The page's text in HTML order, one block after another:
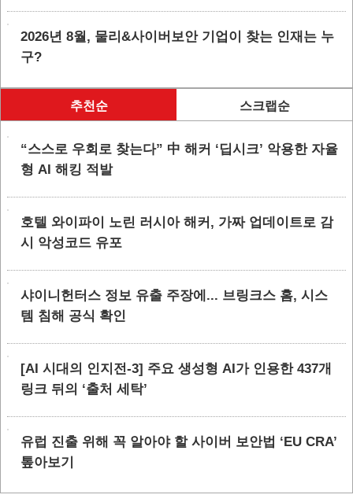
2026년 8월, 물리&사이버보안 기업이 찾는 인재는 누
구?
추천순 스크랩순
“스스로 우회로 찾는다” 中 해커 ‘딥시크’ 악용한 자율
형 AI 해킹 적발
호텔 와이파이 노린 러시아 해커, 가짜 업데이트로 감
시 악성코드 유포
샤이니헌터스 정보 유출 주장에... 브링크스 홈, 시스
템 침해 공식 확인
[AI 시대의 인지전-3] 주요 생성형 AI가 인용한 437개
링크 뒤의 ‘출처 세탁’
유럽 진출 위해 꼭 알아야 할 사이버 보안법 ‘EU CRA’
톺아보기